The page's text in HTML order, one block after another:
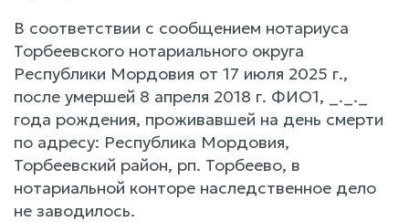
В соответствии с сообщением нотариуса
Торбеевского нотариального округа
Республики Мордовия от 17 июля 2025 г.,
после умершей 8 апреля 2018 г. ФИО1, _._._
года рождения, проживавшей на день смерти
по адресу: Республика Мордовия,
Торбеевский район, рп. Торбеево, в
нотариальной конторе наследственное дело
не заводилось.